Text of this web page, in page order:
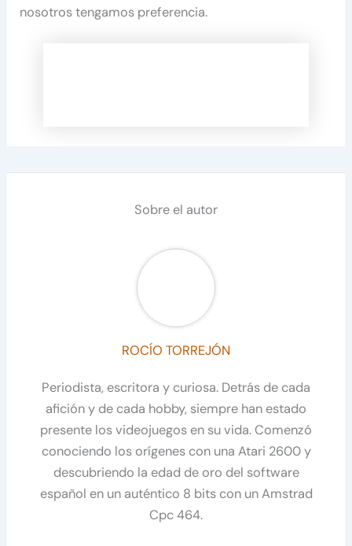
nosotros tengamos preferencia.
Sobre el autor
ROCÍO TORREJÓN
Periodista, escritora y curiosa. Detrás de cada
afición y de cada hobby, siempre han estado
presente los videojuegos en su vida. Comenzó
conociendo los orígenes con una Atari 2600 y
descubriendo la edad de oro del software
español en un auténtico 8 bits con un Amstrad
Cpc 464.